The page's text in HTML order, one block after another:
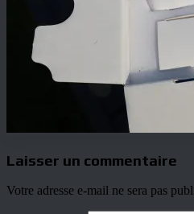
Laisser un commentaire
Votre adresse e-mail ne sera pas